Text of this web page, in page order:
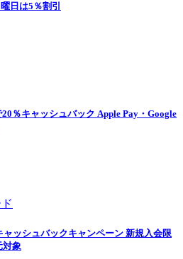
日は5％割引
％キャッシュバック Apple Pay・Google
ャッシュバックキャンペーン 新規入会限
対象